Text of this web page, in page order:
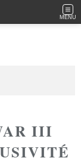
MENU
III